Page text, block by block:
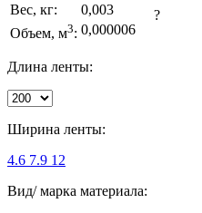
Вес, кг:
0,003
Объем, м3: 0,000006
?
Длина ленты:
Ширина ленты:
4.6 7.9 12
Вид/ марка материала: